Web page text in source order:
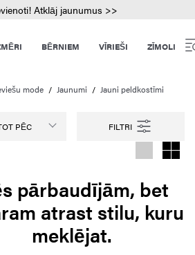
Atklāj jaunumus >>
BĒRNIEM VĪRIEŠI ZĪMOLI
mode Jaunumi Jauni peldkostīmi
PĒC
pārbaudījām, bet
atrast stilu, kuru
meklējat.